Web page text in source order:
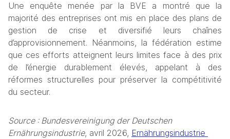
Une enquête menée par la BVE a montré que la
majorité des entreprises ont mis en place des plans de
gestion de crise et diversifié leurs chaînes
d’approvisionnement. Néanmoins, la fédération estime
que ces efforts atteignent leurs limites face à des prix
de l’énergie durablement élevés, appelant à des
réformes structurelles pour préserver la compétitivité
du secteur.
Source : Bundesvereinigung der Deutschen
Ernährungsindustrie, avril 2026, Ernährungsindustrie